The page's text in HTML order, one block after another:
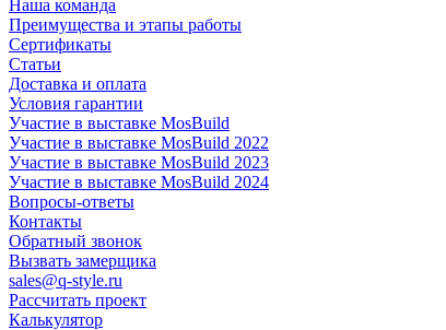
Наша команда
Преимущества и этапы работы
Сертификаты
Статьи
Доставка и оплата
Условия гарантии
Участие в выставке MosBuild
Участие в выставке MosBuild 2022
Участие в выставке MosBuild 2023
Участие в выставке MosBuild 2024
Вопросы-ответы
Контакты
Обратный звонок
Вызвать замерщика
sales@q-style.ru
Рассчитать проект
Калькулятор